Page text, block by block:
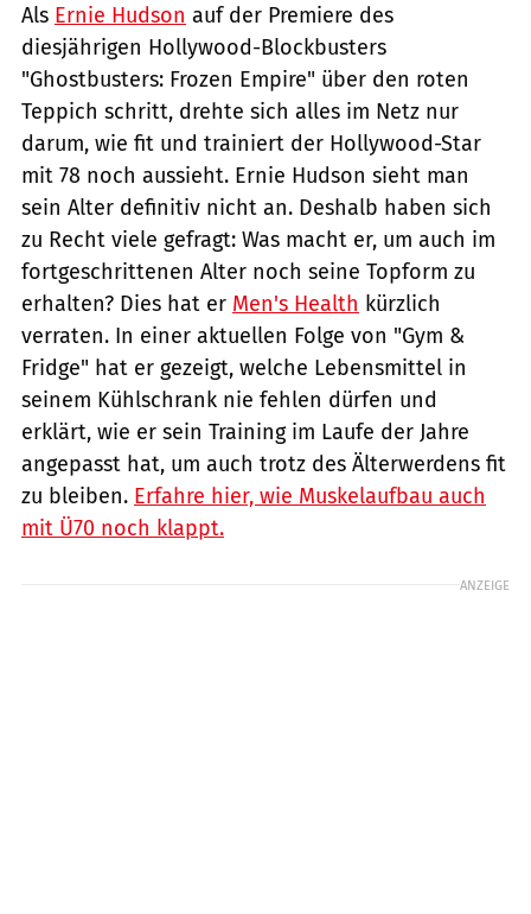
Als Ernie Hudson auf der Premiere des
diesjährigen Hollywood-Blockbusters
"Ghostbusters: Frozen Empire" über den roten
Teppich schritt, drehte sich alles im Netz nur
darum, wie fit und trainiert der Hollywood-Star
mit 78 noch aussieht. Ernie Hudson sieht man
sein Alter definitiv nicht an. Deshalb haben sich
zu Recht viele gefragt: Was macht er, um auch im
fortgeschrittenen Alter noch seine Topform zu
erhalten? Dies hat er Men's Health kürzlich
verraten. In einer aktuellen Folge von "Gym &
Fridge" hat er gezeigt, welche Lebensmittel in
seinem Kühlschrank nie fehlen dürfen und
erklärt, wie er sein Training im Laufe der Jahre
angepasst hat, um auch trotz des Älterwerdens fit
zu bleiben. Erfahre hier, wie Muskelaufbau auch
mit Ü70 noch klappt.
ANZEIGE